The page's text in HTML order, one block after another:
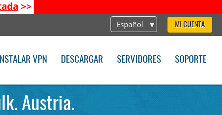
>>
Español MI CUENTA
INSTALAR VPN DESCARGAR SERVIDORES SOPORTE
Austria.